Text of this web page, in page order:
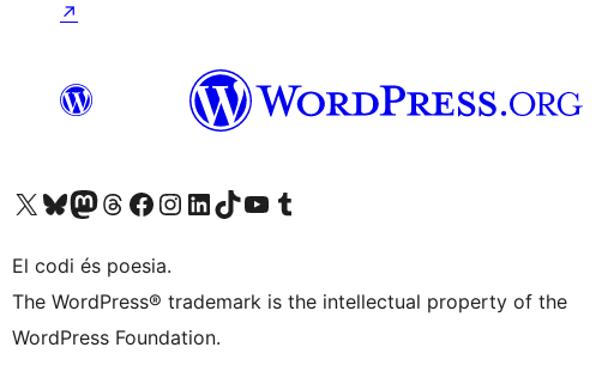
↗
Visiteu el nostre compte X (abans Twitter)
Visiteu el nostre compte de Bluesky
Visiteu el nostre compte al Mastodon
Visiteu el nostre compte de Threads
Visiteu la nostra pàgina al Facebook
Visiteu el nostre compte d'Instagram
Visiteu el nostre compte de LinkedIn
Visiteu el nostre compte de TikTok
Visiteu el nostre canal al YouTube
Visiteu el nostre compte de Tumblr
El codi és poesia.
The WordPress® trademark is the intellectual property of the
WordPress Foundation.